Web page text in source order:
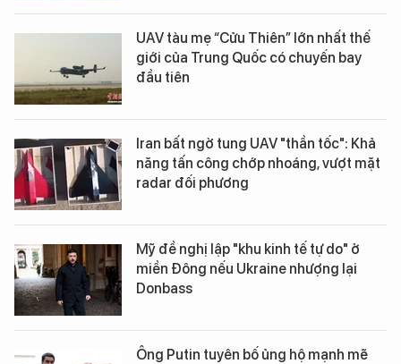
UAV tàu mẹ “Cửu Thiên” lớn nhất thế
giới của Trung Quốc có chuyến bay
đầu tiên
Iran bất ngờ tung UAV "thần tốc": Khả
năng tấn công chớp nhoáng, vượt mặt
radar đối phương
Mỹ đề nghị lập "khu kinh tế tự do" ở
miền Đông nếu Ukraine nhượng lại
Donbass
Ông Putin tuyên bố ủng hộ mạnh mẽ